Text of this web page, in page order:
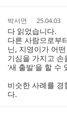
작
성
자
박서연
작
성
시
간
25.04.03
다 읽었습니다.
다른 사람으로부
닌, 지영이가 어
기심을 가지고
'새 출발'을 할 수
비슷한 사례를 경
다.